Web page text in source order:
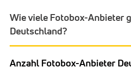
Wie viele Fotobox-Anbieter
Deutschland?
Anzahl Fotobox-Anbieter